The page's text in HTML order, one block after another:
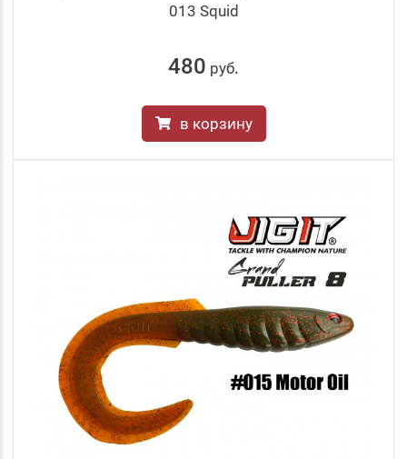
013 Squid
480 руб.
в корзину